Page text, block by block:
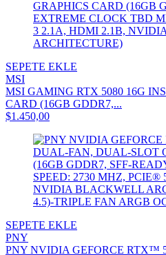
SEPETE EKLE
MSI
MSI GAMING RTX 5080 16G
CARD (16GB GDDR7,...
$1.450,00
SEPETE EKLE
PNY
PNY NVIDIA GEFORCE RTX™